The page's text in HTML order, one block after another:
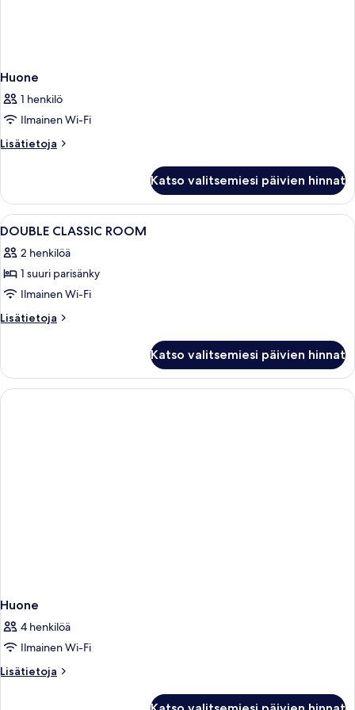
Huone
1 henkilö
Ilmainen Wi-Fi
Lisätietoja
Lisätietoja
Katso valitsemiesi päivien hinnat
Avaa
kaikki
huonetyypin
DOUBLE
CLASSIC
ROOM
Ylelliset vuodevaatteet, minibaari,
3
DOUBLE CLASSIC ROOM
2 henkilöä
1 suuri parisänky
Ilmainen Wi-Fi
Lisätietoja
Lisätietoja
ROOM
Katso valitsemiesi päivien hinnat
Huone
4 henkilöä
Ilmainen Wi-Fi
Lisätietoja
Lisätietoja